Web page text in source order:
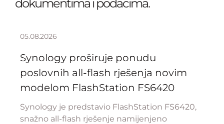
dokumentima i podacima.
05.08.2026
Synology proširuje ponudu
poslovnih all-flash rješenja novim
modelom FlashStation FS6420
Synology je predstavio FlashStation FS6420,
snažno all-flash rješenje namijenjeno